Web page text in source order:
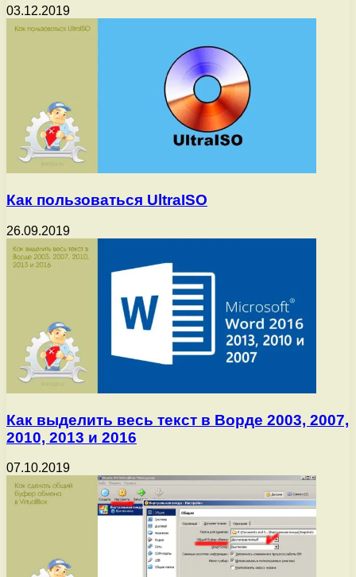
03.12.2019
Как пользоваться UltraISO
26.09.2019
Как выделить весь текст в Ворде 2003, 2007,
2010, 2013 и 2016
07.10.2019